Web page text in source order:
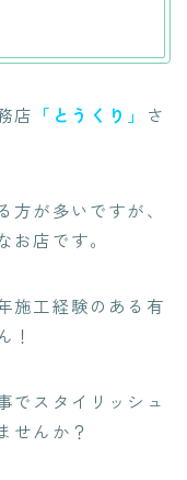
店 「とうくり」
さ
方が多いですが、
お店です。
施工経験のある有
！
でスタイリッシュ
せんか？